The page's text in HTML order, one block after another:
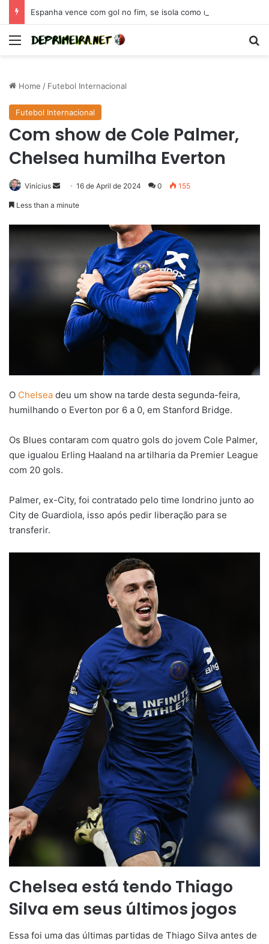
Menu
Home / Futebol Internacional
Futebol Internacional
Com show de Cole Palmer,
Chelsea humilha Everton
Vinícius
Send16 de April de 2024 0 155
Less than a minute
O Chelsea deu um show na tarde desta segunda-feira,
humilhando o Everton por 6 a 0, em Stanford Bridge.
Os Blues contaram com quatro gols do jovem Cole Palmer,
que igualou Erling Haaland na artilharia da Premier League
com 20 gols.
Palmer, ex-City, foi contratado pelo time londrino junto ao
City de Guardiola, isso após pedir liberação para se
transferir.
Chelsea está tendo Thiago
Silva em seus últimos jogos
Essa foi uma das últimas partidas de Thiago Silva antes de